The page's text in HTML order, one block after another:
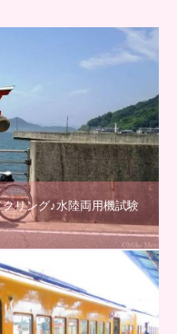
リング♪水陸両用機試験